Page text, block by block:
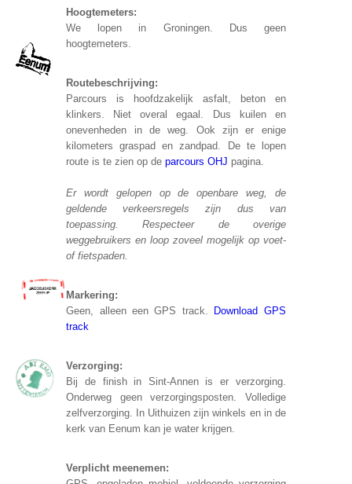
Hoogtemeters:
We lopen in Groningen. Dus geen
hoogtemeters.
Routebeschrijving:
Parcours is hoofdzakelijk asfalt, beton en
klinkers. Niet overal egaal. Dus kuilen en
onevenheden in de weg. Ook zijn er enige
kilometers graspad en zandpad. De te lopen
route is te zien op deparcours OHJ pagina.
Er wordt gelopen op de openbare weg, de
geldende verkeersregels zijn dus van
toepassing. Respecteer de overige
weggebruikers en loop zoveel mogelijk op voet-
of fietspaden.
Markering:
Geen, alleen een GPS track.
Download GPS
track
Verzorging:
Bij de finish in Sint-Annen is er verzorging.
Onderweg geen verzorgingsposten. Volledige
zelfverzorging. In Uithuizen zijn winkels en in de
kerk van Eenum kan je water krijgen.
Verplicht meenemen: